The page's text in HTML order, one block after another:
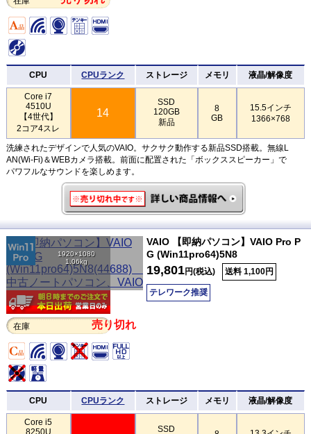
CPU CPUランク ストレージ メモリ 液晶/解像度
Core i7
4510U
【4世代】
2コア4スレ
14
SSD
120GB
新品
8
GB
15.5インチ
1366×768
洗練されたデザインで人気のVAIO。サクサク動作する新品SSD搭載。無線L
AN(Wi-Fi)＆WEBカメラ搭載。前面に配置された「ボックススピーカー」で
パワフルなサウンドを楽しめます。
1920×1080
1.06kg
在庫 売り切れ
VAIO 【即納パソコン】VAIO Pro P
G (Win11pro64)5N8
19,801円(税込) 送料 1,100円
テレワーク推奨
CPU CPUランク ストレージ メモリ 液晶/解像度
Core i5
8250U
SSD